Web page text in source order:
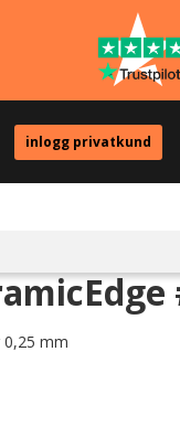
inlogg privatkund
0,25 mm